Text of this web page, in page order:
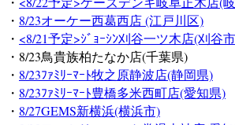
・ 8/23オーケー西葛西店 (江戸川区)
・ <8/21予定>ｼﾞｮｰｼﾝ刈谷一ツ木店(刈谷
・8/23鳥貴族柏たなか店(千葉県)
・ 8/23ﾌｧﾐﾘｰﾏｰﾄ牧之原静波店(静岡県)
・ 8/23ﾌｧﾐﾘｰﾏｰﾄ豊橋多米西町店(愛知県)
・ 8/27GEMS新横浜(横浜市)